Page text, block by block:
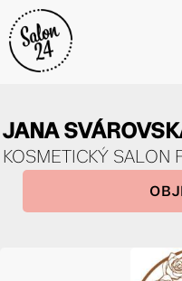
JANA
KOSMETICKÝ SALON